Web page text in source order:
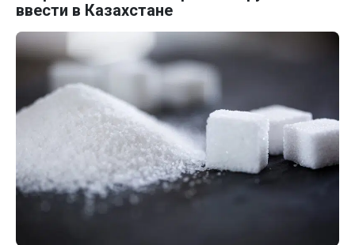
ввести в Казахстане